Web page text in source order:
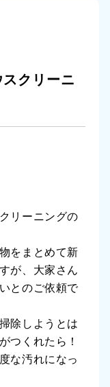
クリーニ
リーニングの
をまとめて新
が、大家さん
とのご依頼で
除しようとは
つくれたら！
な汚れになっ